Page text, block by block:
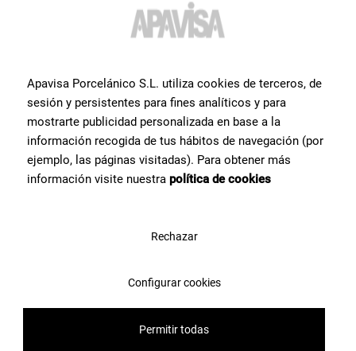
Vous souhaitez obtenir plus
sur un produit?
Prenez contact avec l’équipe de spécialistes céramiques dont nous
disposons chez Apavisa Porcelánico. Nous vous apportons notre
conseil et notre aide pour ce dont vous avez besoin pour réaliser
votre projet.
Apavisa Porcelánico S.L. utiliza cookies de terceros, de
sesión y persistentes para fines analíticos y para
mostrarte publicidad personalizada en base a la
información recogida de tus hábitos de navegación (por
ejemplo, las páginas visitadas). Para obtener más
información visite nuestra política de cookies
Rechazar
Configurar cookies
Permitir todas